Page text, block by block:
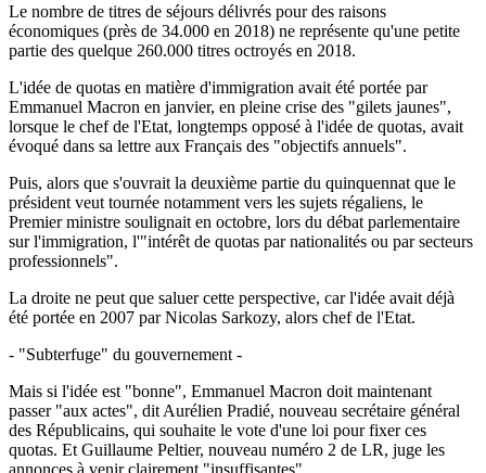
Le nombre de titres de séjours délivrés pour des raisons
économiques (près de 34.000 en 2018) ne représente qu'une petite
partie des quelque 260.000 titres octroyés en 2018.
L'idée de quotas en matière d'immigration avait été portée par
Emmanuel Macron en janvier, en pleine crise des "gilets jaunes",
lorsque le chef de l'Etat, longtemps opposé à l'idée de quotas, avait
évoqué dans sa lettre aux Français des "objectifs annuels".
Puis, alors que s'ouvrait la deuxième partie du quinquennat que le
président veut tournée notamment vers les sujets régaliens, le
Premier ministre soulignait en octobre, lors du débat parlementaire
sur l'immigration, l'"intérêt de quotas par nationalités ou par secteurs
professionnels".
La droite ne peut que saluer cette perspective, car l'idée avait déjà
été portée en 2007 par Nicolas Sarkozy, alors chef de l'Etat.
- "Subterfuge" du gouvernement -
Mais si l'idée est "bonne", Emmanuel Macron doit maintenant
passer "aux actes", dit Aurélien Pradié, nouveau secrétaire général
des Républicains, qui souhaite le vote d'une loi pour fixer ces
quotas. Et Guillaume Peltier, nouveau numéro 2 de LR, juge les
annonces à venir clairement "insuffisantes".